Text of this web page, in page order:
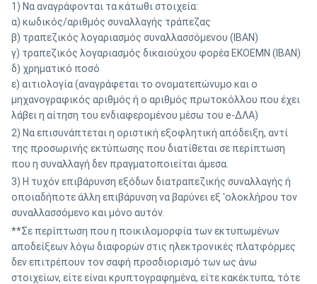
1) Να αναγράφονται τα κάτωθι στοιχεία:
α) κωδικός/αριθμός συναλλαγής τράπεζας
β) τραπεζικός λογαριασμός συναλλασσόμενου (IBAN)
γ) τραπεζικός λογαριασμός δικαιούχου φορέα ΕΚΟΕΜΝ (IBAN)
δ) χρηματικό ποσό
ε) αιτιολογία (αναγράφεται το ονοματεπώνυμο και o
μηχανογραφικός αριθμός ή ο αριθμός πρωτοκόλλου που έχει
λάβει η αίτηση του ενδιαφερομένου μέσω του e-ΔΛΑ)
2) Να επισυνάπτεται η οριστική εξοφλητική απόδειξη, αντί
της προσωρινής εκτύπωσης που διατίθεται σε περίπτωση
που η συναλλαγή δεν πραγματοποιείται άμεσα.
3) Η τυχόν επιβάρυνση εξόδων διατραπεζικής συναλλαγής ή
οποιαδήποτε άλλη επιβάρυνση να βαρύνει εξ 'ολοκλήρου τον
συναλλασσόμενο και μόνο αυτόν.
**Σε περίπτωση που η ποικιλομορφία των εκτυπωμένων
αποδείξεων λόγω διαφορών στις ηλεκτρονικές πλατφόρμες
δεν επιτρέπουν τον σαφή προσδιορισμό των ως άνω
στοιχείων, είτε είναι κρυπτογραφημένα, είτε κακέκτυπα, τότε